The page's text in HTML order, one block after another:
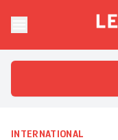
Le
INTERNATIONAL